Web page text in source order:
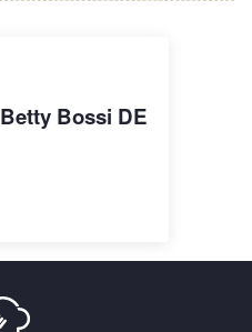
Betty Bossi DE